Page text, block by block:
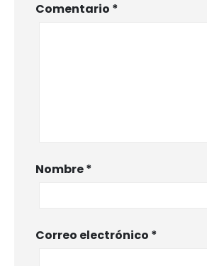
Comentario *
Nombre*
Correo electrónico *